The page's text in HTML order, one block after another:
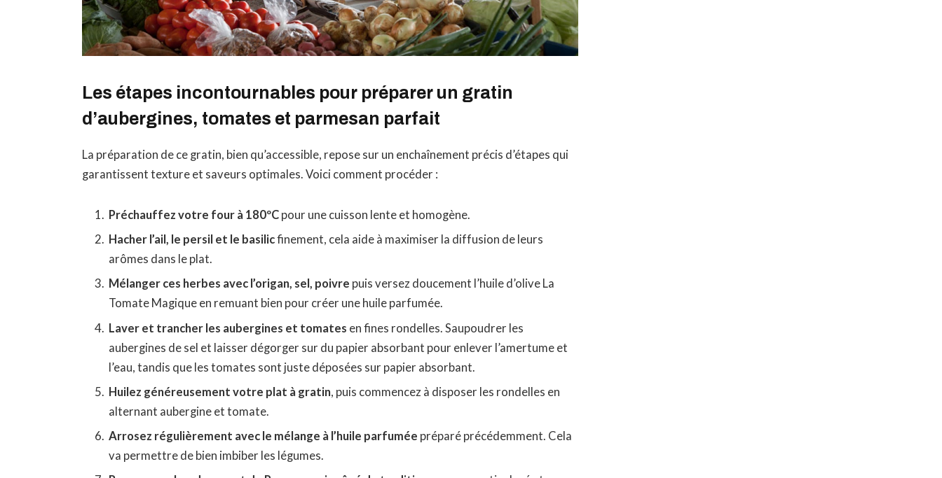
Les étapes incontournables pour préparer un gratin
d’aubergines, tomates et parmesan parfait
La préparation de ce gratin, bien qu’accessible, repose sur un enchaînement précis d’étapes qui
garantissent texture et saveurs optimales. Voici comment procéder :
Préchauffez votre four à 180ºC pour une cuisson lente et homogène.
Hacher l’ail, le persil et le basilicfinement, cela aide à maximiser la diffusion de leurs
arômes dans le plat.
Mélanger ces herbes avec l’origan, sel, poivre puis versez doucement l’huile d’olive La
Tomate Magique en remuant bien pour créer une huile parfumée.
Laver et trancher les aubergines et tomates en fines rondelles. Saupoudrer les
aubergines de sel et laisser dégorger sur du papier absorbant pour enlever l’amertume et
l’eau, tandis que les tomates sont juste déposées sur papier absorbant.
Huilez généreusement votre plat à gratin, puis commencez à disposer les rondelles en
alternant aubergine et tomate.
Arrosez régulièrement avec le mélange à l’huile parfumée préparé précédemment. Cela
va permettre de bien imbiber les légumes.